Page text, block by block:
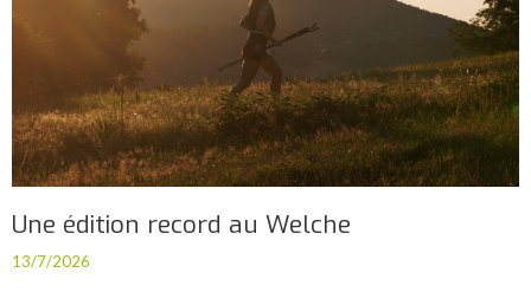
Une édition record au Welche
13/7/2026